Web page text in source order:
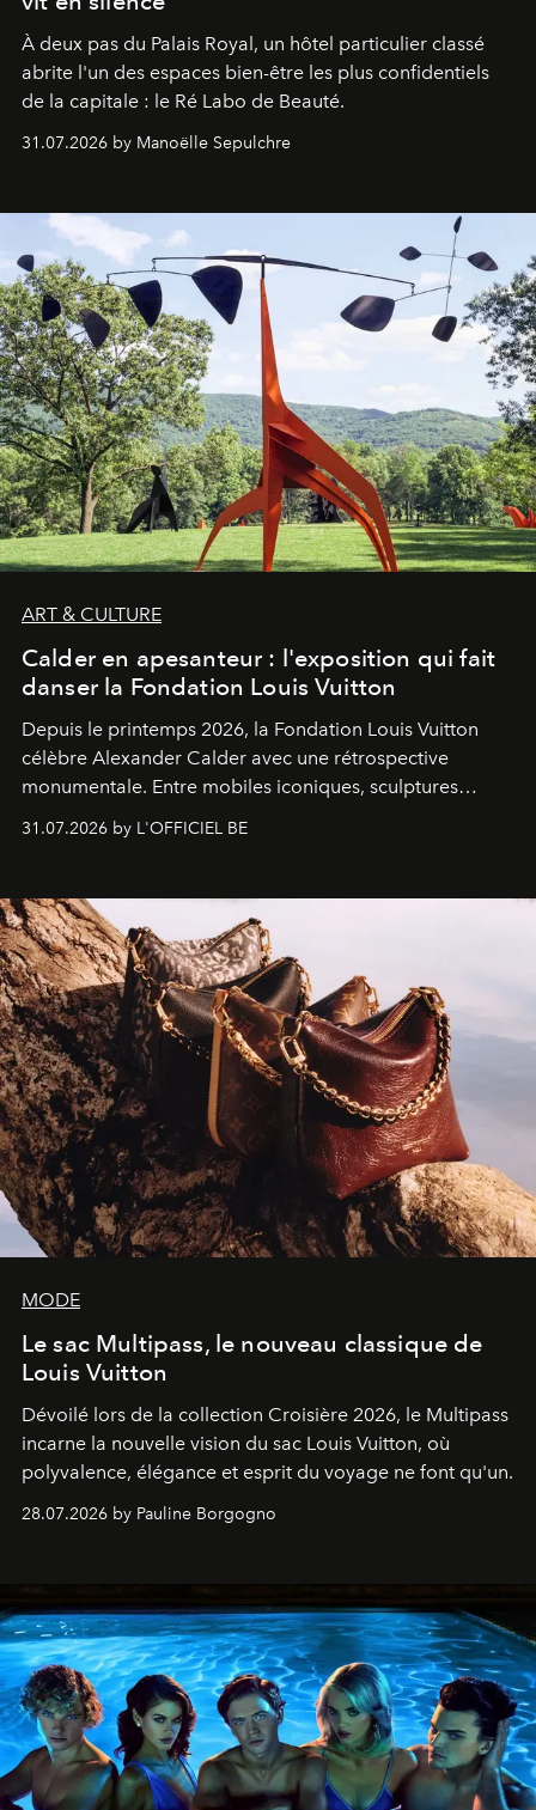
À deux pas du Palais Royal, un hôtel particulier classé
abrite l'un des espaces bien-être les plus confidentiels
de la capitale : le Ré Labo de Beauté.
31.07.2026 by Manoëlle Sepulchre
ART & CULTURE
Calder en apesanteur : l'exposition qui fait
danser la Fondation Louis Vuitton
Depuis le printemps 2026, la Fondation Louis Vuitton
célèbre Alexander Calder avec une rétrospective
monumentale. Entre mobiles iconiques, sculptures
monumentales et poésie du mouvement, l'artiste
américain investit les espaces imaginés par Frank Gehry
sculpture.
31.07.2026 by L'OFFICIEL BE
MODE
Le sac Multipass, le nouveau classique de
Louis Vuitton
Dévoilé lors de la collection Croisière 2026, le Multipass
incarne la nouvelle vision du sac Louis Vuitton, où
polyvalence, élégance et esprit du voyage ne font qu'un.
28.07.2026 by Pauline Borgogno